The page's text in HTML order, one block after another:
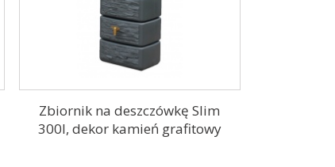
Zbiornik na deszczówkę Slim
300l, dekor kamień grafitowy